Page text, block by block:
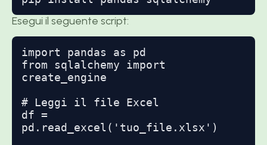
Esegui il seguente script:
import pandas as pd
from sqlalchemy import
create_engine
# Leggi il file Excel
df =
pd.read_excel('tuo_file.xlsx')